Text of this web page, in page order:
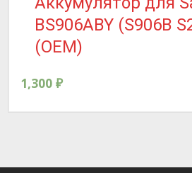
BS906ABY (S906B
(OEM)
1,300 ₽